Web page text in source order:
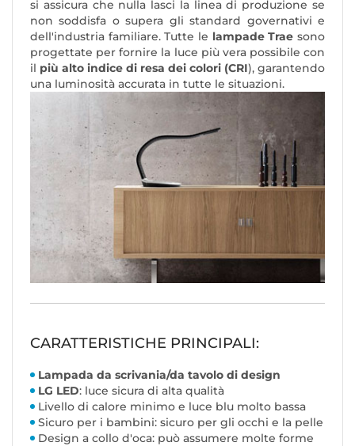
si assicura che nulla lasci la linea di produzione se
non soddisfa o supera gli standard governativi e
dell'industria familiare. Tutte le lampade Trae sono
progettate per fornire la luce più vera possibile con
il più alto indice di resa dei colori (CRI), garantendo
una luminosità accurata in tutte le situazioni.
CARATTERISTICHE PRINCIPALI:
Lampada da scrivania/da tavolo di design
LG LED: luce sicura di alta qualità
Livello di calore minimo e luce blu molto bassa
Sicuro per i bambini: sicuro per gli occhi e la pelle
Design a collo d'oca: può assumere molte forme